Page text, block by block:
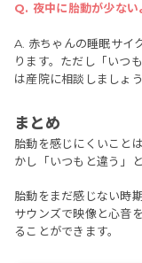
Q. 夜中に胎動が少ない
A. 赤ちゃんの睡眠サイ
ります。ただし「いつ
は産院に相談しましょう
まとめ
胎動を感じにくいこと
かし「いつもと違う」
胎動をまだ感じない時
サウンズで映像と心音
ることができます。